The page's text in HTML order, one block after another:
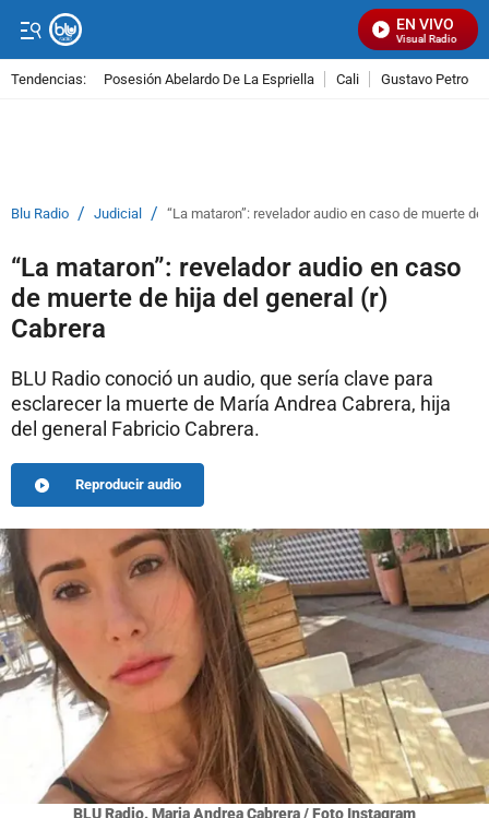
EN VIVO
Señal Visual Radio
Tendencias: Posesión Abelardo De La Espriella Cali Gustavo Petro
Blu Radio / Judicial / “La mataron”: revelador audio en caso de muerte
“La mataron”: revelador audio en caso
de muerte de hija del general (r)
Cabrera
BLU Radio conoció un audio, que sería clave para
esclarecer la muerte de María Andrea Cabrera, hija
del general Fabricio Cabrera.
Reproducir audio
BLU Radio. Maria Andrea Cabrera / Foto Instagram